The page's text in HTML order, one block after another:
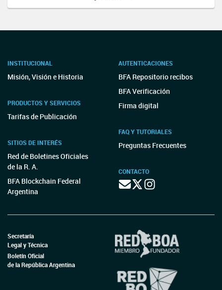
INSTITUCIONAL
Misión, Visión e Historia
PRODUCTOS Y SERVICIOS
Tarifas de Publicación
SITIOS DE INTERÉS
Red de Boletines Oficiales
de la R. A.
BFA Blockchain Federal
Argentina
AUTENTICACIONES
BFA Repositorio recibos
BFA Verificación
Firma digital
FAQ Y TUTORIALES
Preguntas Frecuentes
CONTACTO
Secretaría
Legal y Técnica
Boletín Oficial
de la República Argentina